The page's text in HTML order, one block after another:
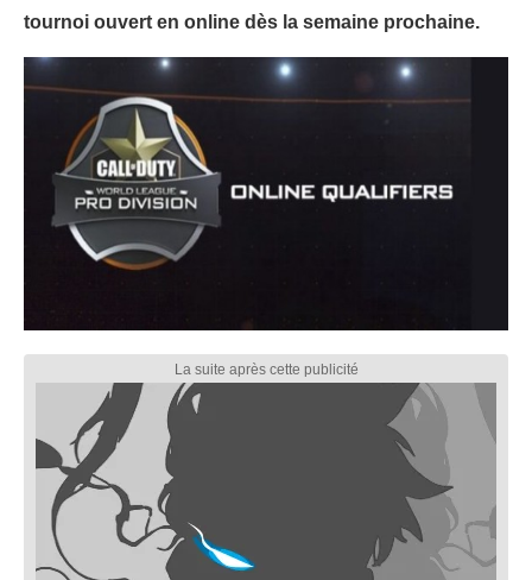
tournoi ouvert en online dès la semaine prochaine.